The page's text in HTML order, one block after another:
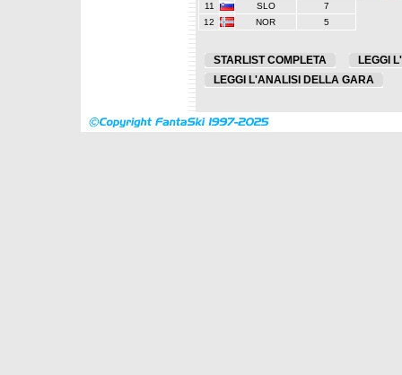
11
SLO
7
12
NOR 5
STARLIST COMPLETA
LEGGI
LEGGI L'ANALISI DELLA GARA